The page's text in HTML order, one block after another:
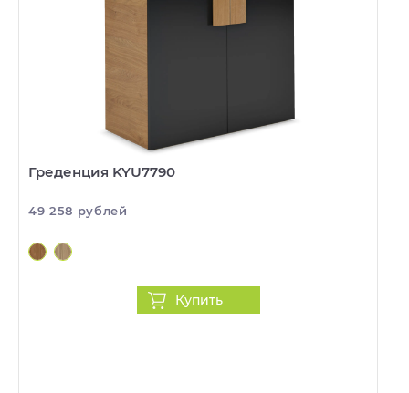
Греденция KYU7790
49 258 рублей
Купить